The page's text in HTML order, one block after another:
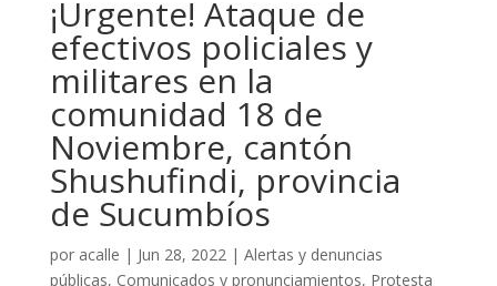
¡Urgente! Ataque de
efectivos policiales y
militares en la
comunidad 18 de
Noviembre, cantón
Shushufindi, provincia
de Sucumbíos
por acalle | Jun 28, 2022| Alertas y denuncias
públicas, Comunicados y pronunciamientos, Protesta